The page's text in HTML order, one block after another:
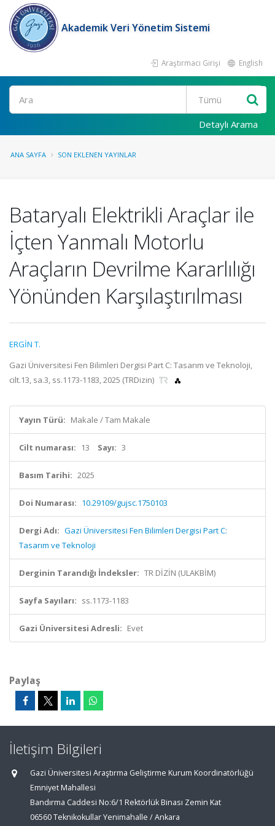
Akademik Veri Yönetim Sistemi
Araştırmacı Girişi English
Ara
Detaylı Arama
ANA SAYFA SON EKLENEN YAYINLAR
Bataryalı Elektrikli Araçlar ile
İçten Yanmalı Motorlu
Araçların Devrilme Kararlılığı
Yönünden Karşılaştırılması
ERGİN T.
Gazi Üniversitesi Fen Bilimleri Dergisi Part C: Tasarım ve Teknoloji,
cilt.13, sa.3, ss.1173-1183, 2025 (TRDizin)
Yayın Türü: Makale / Tam Makale
Cilt numarası: 13 Sayı: 3
Basım Tarihi: 2025
Doi Numarası: 10.29109/gujsc.1750103
Dergi Adı: Gazi Üniversitesi Fen Bilimleri Dergisi Part C:
Tasarım ve Teknoloji
Derginin Tarandığı İndeksler: TR DİZİN (ULAKBİM)
Sayfa Sayıları: ss.1173-1183
Gazi Üniversitesi Adresli: Evet
Paylaş
İletişim Bilgileri
Gazi Üniversitesi Araştırma Geliştirme Kurum Koordinatörlüğü
Emniyet Mahallesi
Bandırma Caddesi No:6/1 Rektörlük Binası Zemin Kat
06560 Teknikokullar Yenimahalle / Ankara